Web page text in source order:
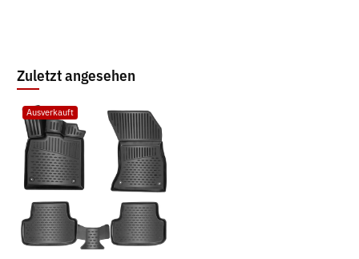
Zuletzt angesehen
Ausverkauft